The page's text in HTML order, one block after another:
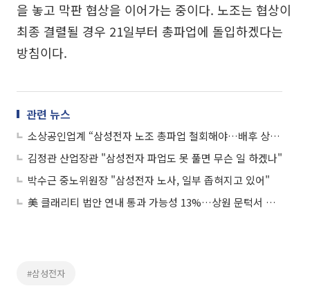
을 놓고 막판 협상을 이어가는 중이다. 노조는 협상이
최종 결렬될 경우 21일부터 총파업에 돌입하겠다는
방침이다.
관련 뉴스
소상공인업계 “삼성전자 노조 총파업 철회해야…배후 상권 직격탄 우려”
김정관 산업장관 "삼성전자 파업도 못 풀면 무슨 일 하겠나"
박수근 중노위원장 "삼성전자 노사, 일부 좁혀지고 있어"
美 클래리티 법안 연내 통과 가능성 13%…상원 문턱서 제동
#삼성전자